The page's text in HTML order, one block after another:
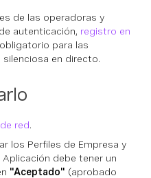
de las operadoras y
autenticación, registro en
para las
en directo.
red.
los Perfiles de Empresa y
debe tener un
"Aceptado" (aprobado